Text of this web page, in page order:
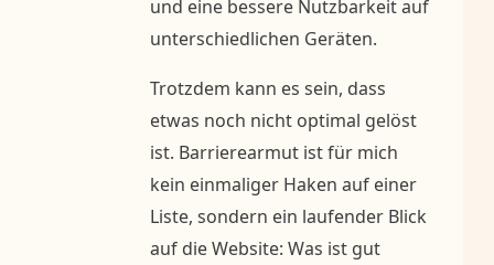
und eine bessere Nutzbarkeit auf
unterschiedlichen Geräten.
Trotzdem kann es sein, dass
etwas noch nicht optimal gelöst
ist. Barrierearmut ist für mich
kein einmaliger Haken auf einer
Liste, sondern ein laufender Blick
auf die Website: Was ist gut